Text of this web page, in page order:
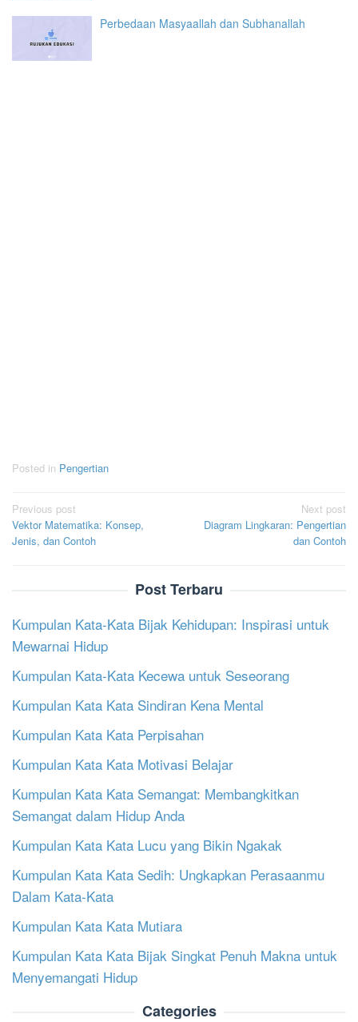
Perbedaan Masyaallah dan Subhanallah
Posted in Pengertian
Post
navigation
Previous post
Vektor Matematika: Konsep,
Jenis, dan Contoh
Next post
Diagram Lingkaran: Pengertian
dan Contoh
Post Terbaru
Kumpulan Kata-Kata Bijak Kehidupan: Inspirasi untuk
Mewarnai Hidup
Kumpulan Kata-Kata Kecewa untuk Seseorang
Kumpulan Kata Kata Sindiran Kena Mental
Kumpulan Kata Kata Perpisahan
Kumpulan Kata Kata Motivasi Belajar
Kumpulan Kata Kata Semangat: Membangkitkan
Semangat dalam Hidup Anda
Kumpulan Kata Kata Lucu yang Bikin Ngakak
Kumpulan Kata Kata Sedih: Ungkapkan Perasaanmu
Dalam Kata-Kata
Kumpulan Kata Kata Mutiara
Kumpulan Kata Kata Bijak Singkat Penuh Makna untuk
Menyemangati Hidup
Categories